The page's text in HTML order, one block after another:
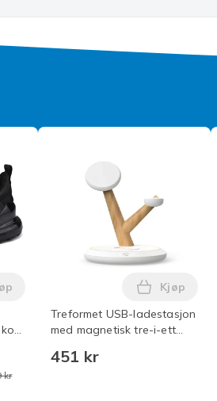
Sensorisk Leketøy med
Adapter + kabel 20W
kr
Air Sports løpesko for menn,
Treformet USB-ladestasjon
med magnetisk tre-i-ett
PK
451 kr
Legg
Kjøp